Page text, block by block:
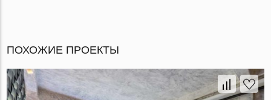
ПОХОЖИЕ ПРОЕКТЫ